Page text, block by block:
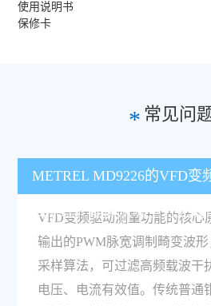
使用说明书
保修卡
* 常见问
METREL MD9226的VFD变
么原理，能解决哪些行业测
VFD变频驱动测量功能的核心
输出的PWM脉宽调制畸变波
采样算法，可过滤高频载波干
电压、电流有效值。传统普通